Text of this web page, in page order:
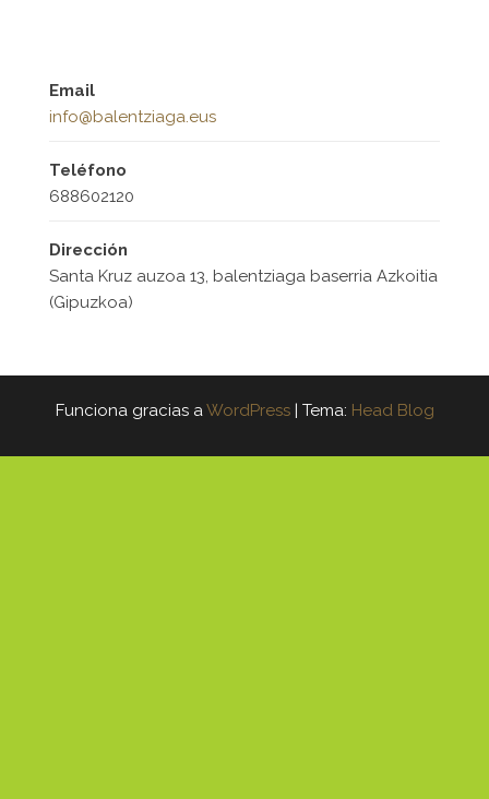
Email
info@balentziaga.eus
Teléfono
688602120
Dirección
Santa Kruz auzoa 13, balentziaga baserria Azkoitia
(Gipuzkoa)
Funciona gracias aWordPress | Tema: Head Blog